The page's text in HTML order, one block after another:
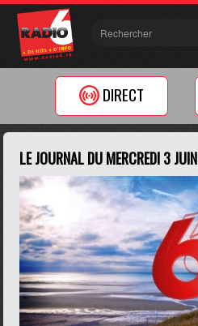
DIRECT
LE JOURNAL DU MERCREDI 3 JUIN